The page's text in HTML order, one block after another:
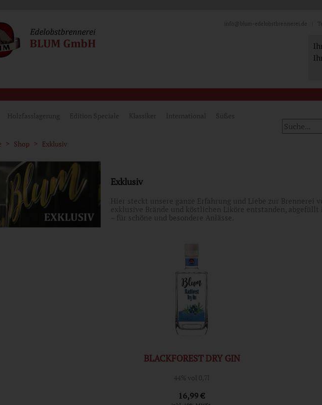
info@blum-edelobstbrennerei.de |
Holzfasslagerung Edition Speciale Klassiker International Süßes
Shop Exklusiv
Exklusiv
Hier steckt unsere ganze Erfahrung und Liebe zur Brennerei
exklusive Brände und köstlichen Liköre entstanden, abgefüllt
– für schöne und besondere Anlässe.
BLACKFOREST DRY GIN
44% vol 0,7l
16,99 €